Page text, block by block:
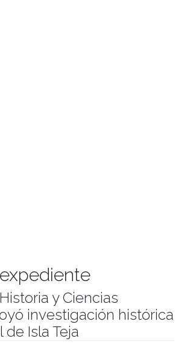
expediente
y Ciencias
investigación histórica
Isla Teja